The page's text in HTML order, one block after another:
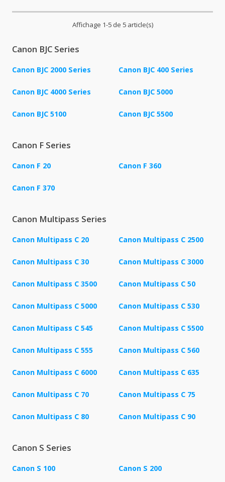
Affichage 1-5 de 5 article(s)
Canon BJC Series
Canon BJC 2000 Series Canon BJC 400 Series
Canon BJC 4000 Series Canon BJC 5000
Canon BJC 5100 Canon BJC 5500
Canon F Series
Canon F 20 Canon F 360
Canon F 370
Canon Multipass Series
Canon Multipass C 20 Canon Multipass C 2500
Canon Multipass C 30 Canon Multipass C 3000
Canon Multipass C 3500 Canon Multipass C 50
Canon Multipass C 5000 Canon Multipass C 530
Canon Multipass C 545 Canon Multipass C 5500
Canon Multipass C 555 Canon Multipass C 560
Canon Multipass C 6000 Canon Multipass C 635
Canon Multipass C 70 Canon Multipass C 75
Canon Multipass C 80 Canon Multipass C 90
Canon S Series
Canon S 100 Canon S 200